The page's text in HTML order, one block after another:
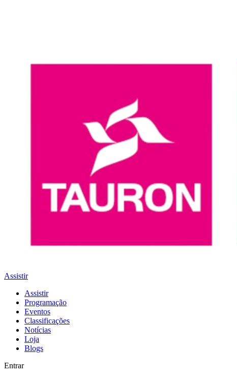
Assistir
Assistir
Programação
Eventos
Classificações
Notícias
Loja
Blogs
Entrar